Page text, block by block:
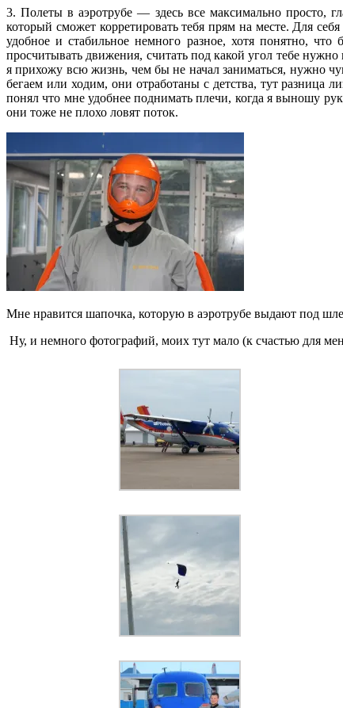
3. Полеты в аэротрубе — здесь все максимально просто,
который сможет корретировать тебя прям на месте. Для
удобное и стабильное немного разное, хотя понятно,
просчитывать движения, считать под какой угол тебе
я прихожу всю жизнь, чем бы не начал заниматься, нужно
бегаем или ходим, они отработаны с детства, тут разница
понял что мне удобнее поднимать плечи, когда я выношу
они тоже не плохо ловят поток.
Мне нравится шапочка, которую в аэротрубе выдают под
Ну, и немного фотографий, моих тут мало (к счастью для